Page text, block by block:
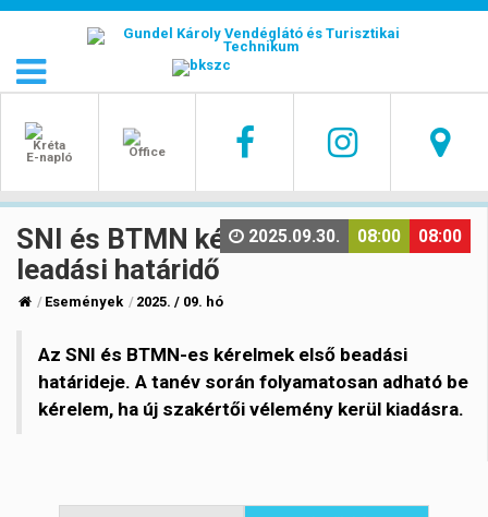
SNI és BTMN kérelmek
leadási határidő
2025.09.30. 08:00 08:00
Események 2025. / 09. hó
Az SNI és BTMN-es kérelmek első beadási
határideje. A tanév során folyamatosan adható be
kérelem, ha új szakértői vélemény kerül kiadásra.